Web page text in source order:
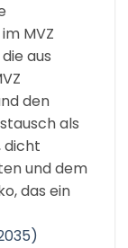
MVZ
aus
den
als
dicht
und dem
das ein